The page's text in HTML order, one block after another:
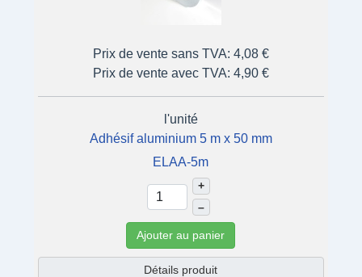
Prix de vente sans TVA: 4,08 €
Prix de vente avec TVA: 4,90 €
l'unité
Adhésif aluminium 5 m x 50 mm
ELAA-5m
+
–
Ajouter au panier
Détails produit